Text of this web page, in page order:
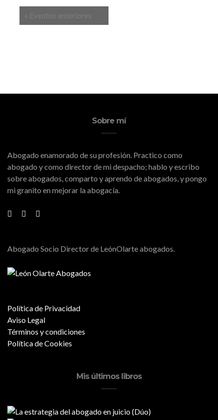
Sobre mí
Abogado enamorado de su profesión. Practico como
abogado y como director de mi despacho; hablo y escribo
sobre abogados, comparto y aprendo de abogados, y pongo
mi granito en mejorar la abogacía.
Abogado Socio Director de LeónOlarte abogados.
Política de Privacidad
Aviso Legal
Términos y condiciones
Política de Cookies
Mis últimos libros